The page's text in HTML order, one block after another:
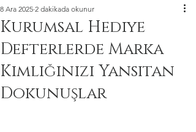
Kurumsal Hediye
Defterlerde Marka
Kimliğinizi Yansıtan
Dokunuşlar
8 Ara 2025 2 dakikada okunur